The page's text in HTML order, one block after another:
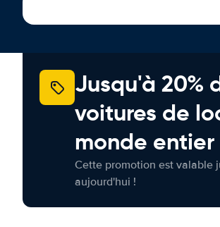
Jusqu'à 20%
voitures de
monde entier
Cette promotion est valable
aujourd'hui !